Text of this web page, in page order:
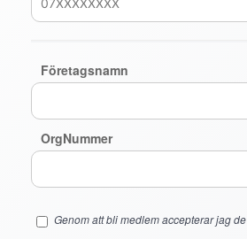
Företagsnamn
OrgNummer
Genom att bli medlem accepterar jag de